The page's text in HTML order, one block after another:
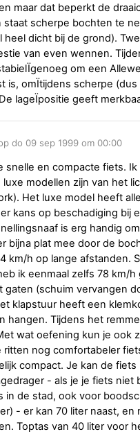
maar dat beperkt de
staat scherpe bochten te
heel dicht bij de grond).
van even wennen.
om een
is, omÏtijdens scherpe
lageÏpositie geeft
do 09 sep 1999 om 00:00
snelle en compacte fiets.
luxe modellen zijn van het
Het luxe model heeft
kans op beschadiging bij
is erg handig
bijna plat mee door de
km/h op lange afstanden.
ik eenmaal zelfs 78 km/
gaten (schuim vervangen
klapstuur heeft een
hangen. Tijdens het
wat oefening kun je ook
ritten nog comfortabeler
compact. Je kan de
- als je je fiets niet
in de stad, ook voor
- er kan 70 liter naast,
Toptas van 40 liter voor